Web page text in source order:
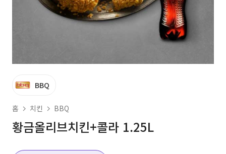
BBQ
홈 치킨 BBQ
황금올리브치킨+콜라 1.25L